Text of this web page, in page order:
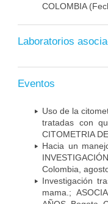
COLOMBIA
Laboratorios
Eventos
Uso de la
tratadas con
CITOMETRIA
Hacia un
Colombia,
Investigación
mama.;